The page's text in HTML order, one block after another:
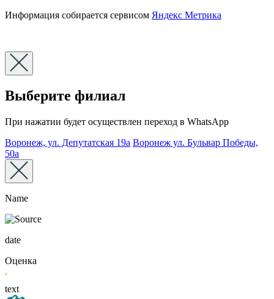
Информация собирается сервисом Яндекс Метрика
Выберите филиал
При нажатии будет осуществлен переход в WhatsApp
Воронеж, ул. Депутатская 19а Воронеж ул. Бульвар Победы,
50а
Name
date
Оценка
text